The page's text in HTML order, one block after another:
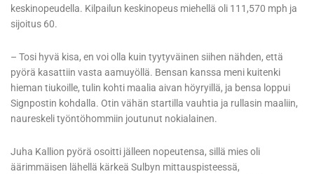
keskinopeudella. Kilpailun keskinopeus miehellä oli 111,570 mph ja
sijoitus 60.
– Tosi hyvä kisa, en voi olla kuin tyytyväinen siihen nähden, että
pyörä kasattiin vasta aamuyöllä. Bensan kanssa meni kuitenki
hieman tiukoille, tulin kohti maalia aivan höyryillä, ja bensa loppui
Signpostin kohdalla. Otin vähän startilla vauhtia ja rullasin maaliin,
naureskeli työntöhommiin joutunut nokialainen.
Juha Kallion pyörä osoitti jälleen nopeutensa, sillä mies oli
äärimmäisen lähellä kärkeä Sulbyn mittauspisteessä,